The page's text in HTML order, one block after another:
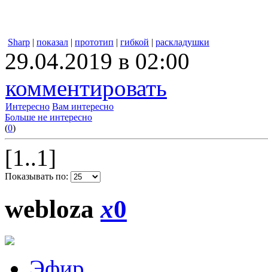
Sharp | показал | прототип | гибкой | раскладушки
29.04.2019 в 02:00
комментировать
Интересно Вам интересно
Больше не интересно
(0)
[1..1]
Показывать по:
weblozax0